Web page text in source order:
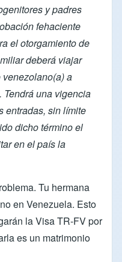
y padres
fehaciente
el otorgamiento de
deberá viajar
a
una vigencia
entradas, sin límite
dicho término el
en el país la
Tu hermana
en Venezuela. Esto
la Visa TR-FV por
es un matrimonio